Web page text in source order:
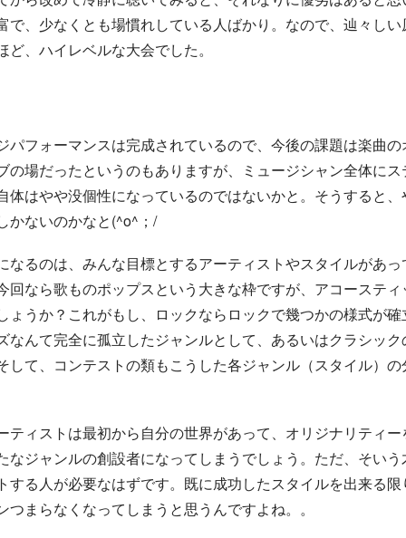
で、少なくとも場慣れしている人ばかり。なので、辿々し
、ハイレベルな大会でした。
パフォーマンスは完成されているので、今後の課題は楽曲
の場だったというのもありますが、ミュージシャン全体に
体はやや没個性になっているのではないかと。そうすると
かないのかなと(^o^；/
なるのは、みんな目標とするアーティストやスタイルがあ
回なら歌ものポップスという大きな枠ですが、アコーステ
ょうか？これがもし、ロックならロックで幾つかの様式が
なんて完全に孤立したジャンルとして、あるいはクラシッ
して、コンテストの類もこうした各ジャンル（スタイル）
ティストは最初から自分の世界があって、オリジナリティ
なジャンルの創設者になってしまうでしょう。ただ、そい
する人が必要なはずです。既に成功したスタイルを出来る
まらなくなってしまうと思うんですよね。。